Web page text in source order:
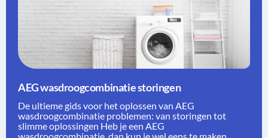
AEG wasdroogcombinatie storingen
De ultieme gids voor het oplossen van AEG
wasdroogcombinatie problemen: van storingen tot
slimme oplossingen Heb je een AEG
wasdroogcombinatie, dan kun je wel eens te maken